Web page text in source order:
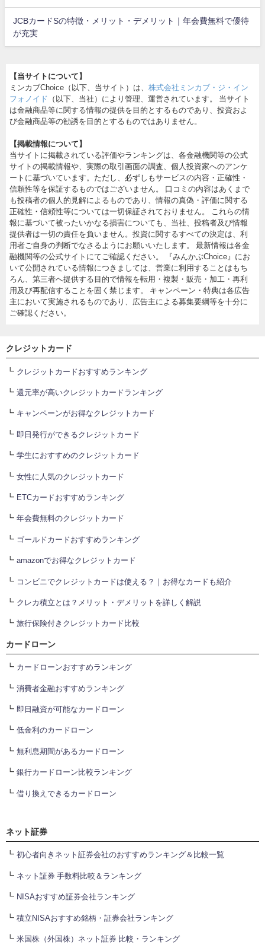
JCBカードSの特徴・メリット・デメリット｜年会費無料で優待
が充実
【当サイトについて】
ミンカブChoice（以下、当サイト）は、株式会社ミンカブ・ジ・イン
フォノイド
（以下、当社）により管理、運営されています。 当サイト
は金融商品等に関する情報の提供を目的とするものであり、投資およ
び金融商品等の勧誘を目的とするものではありません。
【掲載情報について】
当サイトに掲載されている評価やランキングは、各金融機関等の公式
サイトの掲載情報や、実際の取引画面の調査、個人投資家へのアンケ
ートに基づいています。ただし、必ずしもサービスの内容・正確性・
信頼性等を保証するものではございません。 口コミの内容はあくまで
も投稿者の個人的見解によるものであり、情報の真偽・評価に関する
正確性・信頼性等については一切保証されておりません。 これらの情
報に基づいて被ったいかなる損害についても、当社、投稿者及び情報
提供者は一切の責任を負いません。投資に関するすべての決定は、利
用者ご自身の判断でなさるようにお願いいたします。 最新情報は各金
融機関等の公式サイトにてご確認ください。 『みんかぶChoice』にお
いて公開されている情報につきましては、営業に利用することはもち
ろん、第三者へ提供する目的で情報を転用・複製・販売・加工・再利
用及び再配信することを固く禁じます。 キャンペーン・特典は各広告
主において実施されるものであり、広告主による募集要綱等を十分に
ご確認ください。
クレジットカード
┗ クレジットカードおすすめランキング
┗ 還元率が高いクレジットカードランキング
┗ キャンペーンがお得なクレジットカード
┗ 即日発行ができるクレジットカード
┗ 学生におすすめのクレジットカード
┗ 女性に人気のクレジットカード
┗ ETCカードおすすめランキング
┗ 年会費無料のクレジットカード
┗ ゴールドカードおすすめランキング
┗ amazonでお得なクレジットカード
┗ コンビニでクレジットカードは使える？｜お得なカードも紹介
┗ クレカ積立とは？メリット・デメリットを詳しく解説
┗ 旅行保険付きクレジットカード比較
カードローン
┗ カードローンおすすめランキング
┗ 消費者金融おすすめランキング
┗ 即日融資が可能なカードローン
┗ 低金利のカードローン
┗ 無利息期間があるカードローン
┗ 銀行カードローン比較ランキング
┗ 借り換えできるカードローン
ネット証券
┗ 初心者向きネット証券会社のおすすめランキング＆比較一覧
┗ ネット証券 手数料比較＆ランキング
┗ NISAおすすめ証券会社ランキング
┗ 積立NISAおすすめ銘柄・証券会社ランキング
┗ 米国株（外国株）ネット証券 比較・ランキング